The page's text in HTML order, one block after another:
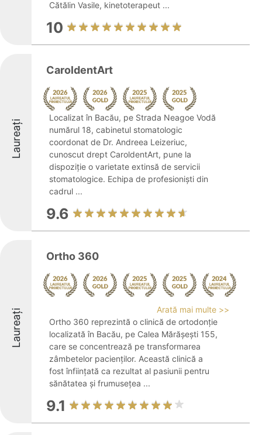
Cătălin Vasile, kinetoterapeut ...
10
Laureați
CaroldentArt
Localizat în Bacău, pe Strada Neagoe Vodă
numărul 18, cabinetul stomatologic
coordonat de Dr. Andreea Leizeriuc,
cunoscut drept CaroldentArt, pune la
dispoziție o varietate extinsă de servicii
stomatologice. Echipa de profesioniști din
cadrul ...
9.6
Laureați
Ortho 360
Arată mai multe >>
Ortho 360 reprezintă o clinică de ortodonție
localizată în Bacău, pe Calea Mărășești 155,
care se concentrează pe transformarea
zâmbetelor pacienților. Această clinică a
fost înființată ca rezultat al pasiunii pentru
sănătatea și frumusețea ...
9.1